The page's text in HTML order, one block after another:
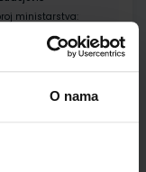
O nama
ministarstva: